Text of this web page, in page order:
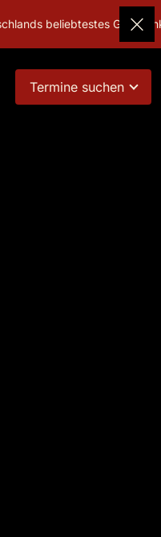
Geschenk!
Termine suchen